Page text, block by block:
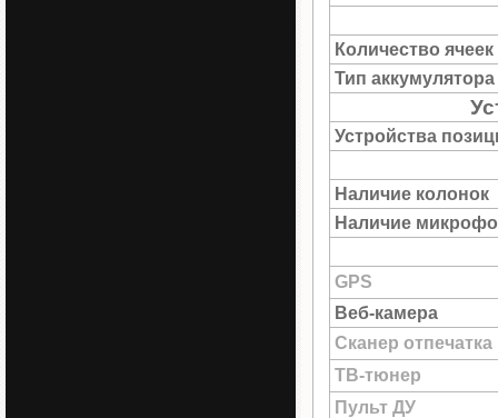
Количество
Тип аккумулятора
Устройства
Наличие колонок
Наличие
GPS
Веб-камера
Сканер
ТВ-тюнер
Пульт ДУ